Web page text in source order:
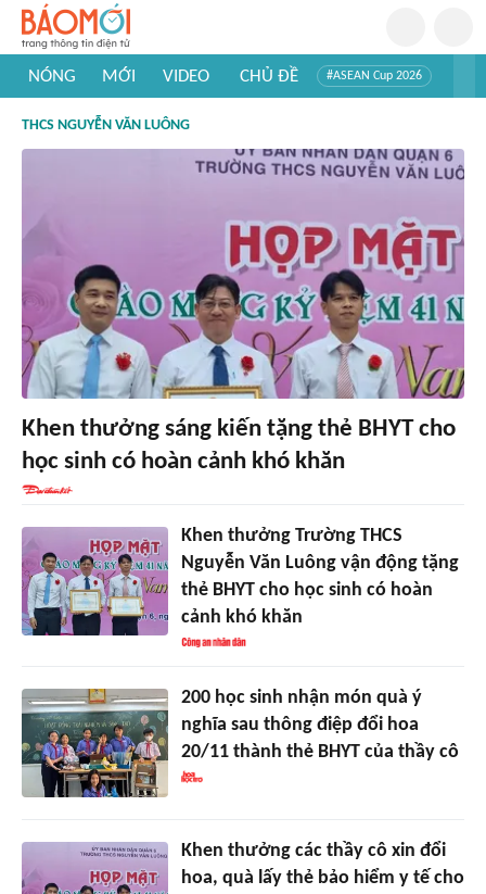
NÓNG MỚI VIDEO CHỦ ĐỀ #ASEAN Cup 2026
#Khám phá thế giới
THCS NGUYỄN VĂN LUÔNG
Khen thưởng sáng kiến tặng thẻ BHYT cho
học sinh có hoàn cảnh khó khăn
Khen thưởng Trường THCS
Nguyễn Văn Luông vận động tặng
thẻ BHYT cho học sinh có hoàn
cảnh khó khăn
200 học sinh nhận món quà ý
nghĩa sau thông điệp đổi hoa
20/11 thành thẻ BHYT của thầy cô
Khen thưởng các thầy cô xin đổi
hoa, quà lấy thẻ bảo hiểm y tế cho